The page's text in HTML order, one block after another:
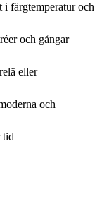
färgtemperatur och
och gångar
eller
och
tid